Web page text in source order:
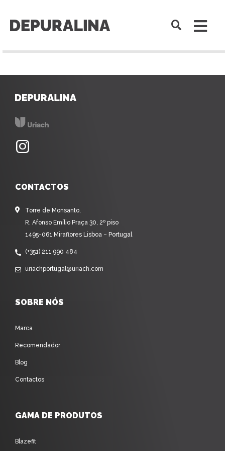
CONTACTOS
Torre de Monsanto,
R. Afonso Emílio Praça 30, 2º piso
1495-061 Miraflores Lisboa – Portugal
(+351) 211 990 484
uriachportugal@uriach.com
SOBRE NÓS
Marca
Recomendador
Blog
Contactos
GAMA DE PRODUTOS
Blazefit